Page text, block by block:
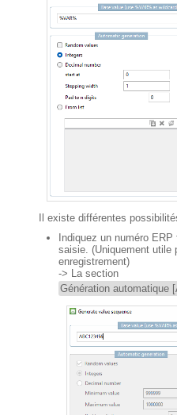
Il existe différentes
Indiquez un numéro
saisie. (Uniquement utile
enregistrement)
-> La section
Génération automatique